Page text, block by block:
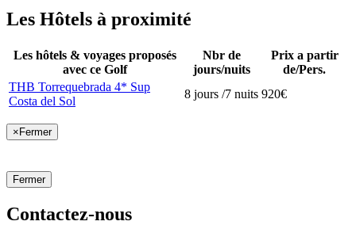
Les Hôtels à proximité
Les hôtels & voyages proposés
avec ce Golf
Nbr de
jours/nuits
Prix a partir
de/Pers.
THB Torrequebrada 4* Sup
Costa del Sol
8 jours /7 nuits 920€
×Fermer
Fermer
Contactez-nous